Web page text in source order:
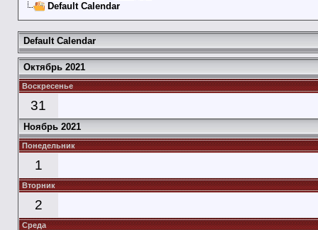
Default Calendar
Default Calendar
Октябрь 2021
Воскресенье
31
Ноябрь 2021
Понедельник
1
Вторник
2
Среда